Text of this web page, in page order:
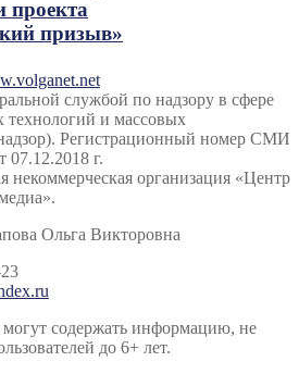
проекта
призыв»
службой по надзору в сфере
и массовых
Регистрационный номер СМИ
г.
некоммерческая организация «Центр
Ольга Викторовна
содержать информацию, не
до 6+ лет.